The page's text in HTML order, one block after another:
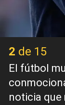
2 de 15
El fútbol
noticia que